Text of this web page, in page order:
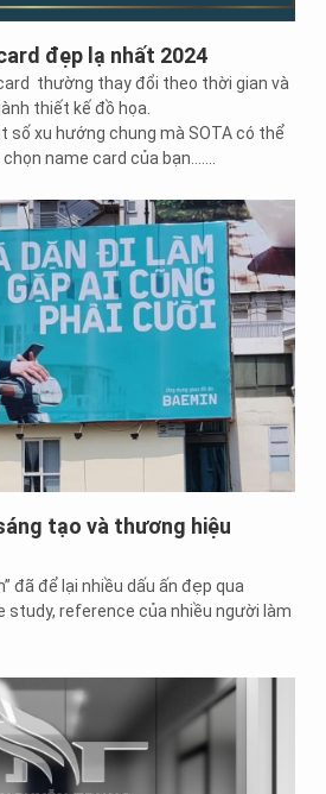
đẹp lạ nhất 2024
thường thay đổi theo thời gian và
thiết kế đồ họa.
số xu hướng chung mà SOTA có thể
name card của bạn.......
tạo và thương hiệu
đã để lại nhiều dấu ấn đẹp qua
study, reference của nhiều người làm